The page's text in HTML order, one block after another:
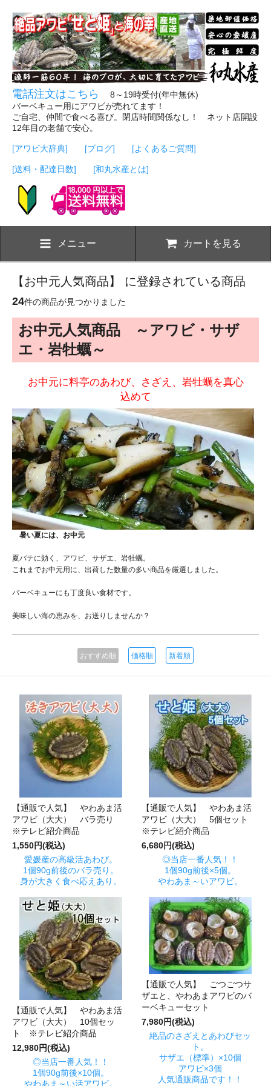
電話注文はこちら
8～19時受付(年中無休)
バーベキュー用にアワビが売れてます！
ご自宅、仲間で食べる喜び。閉店時間関係なし！ ネット店開設
12年目の老舗で安心。
[アワビ大辞典] [ブログ] [よくあるご質問]
[送料・配達日数] [和丸水産とは]
メニュー カートを見る
【お中元人気商品】 に登録されている商品
24件の商品が見つかりました
お中元人気商品 ～アワビ・サザ
エ・岩牡蠣～
お中元に料亭のあわび、さざえ、岩牡蠣を真心
込めて
暑い夏には、お中元
夏バテに効く、アワビ、サザエ、岩牡蠣。
これまでお中元用に、出荷した数量の多い商品を厳選しました。
バーベキューにも丁度良い食材です。
美味しい海の恵みを、お送りしませんか？
おすすめ順 価格順 新着順
【通販で人気】 やわあま活
アワビ（大大） バラ売り
※テレビ紹介商品
1,550円(税込)
愛媛産の高級活あわび。
1個90g前後のバラ売り。
身が大きく食べ応えあり。
【通販で人気】 やわあま活
アワビ（大大） 5個セット
※テレビ紹介商品
6,680円(税込)
◎当店一番人気！！
1個90g前後×5個。
やわあま～いアワビ。
【通販で人気】 やわあま活
アワビ（大大） 10個セッ
ト ※テレビ紹介商品
12,980円(税込)
◎当店一番人気！！
1個90g前後×10個。
やわあま～い活アワビ。
【通販で人気】 ごつごつサ
ザエと、やわあまアワビのバ
ーベキューセット
7,980円(税込)
絶品のさざえとあわびセッ
ト。
サザエ（標準）×10個
アワビ×3個
人気通販商品です！！